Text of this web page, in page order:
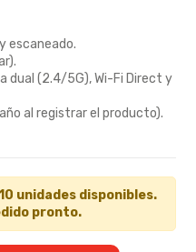
escaneado.
dual (2.4/5G), Wi-Fi Direct y
al registrar el producto).
unidades disponibles.
pronto.